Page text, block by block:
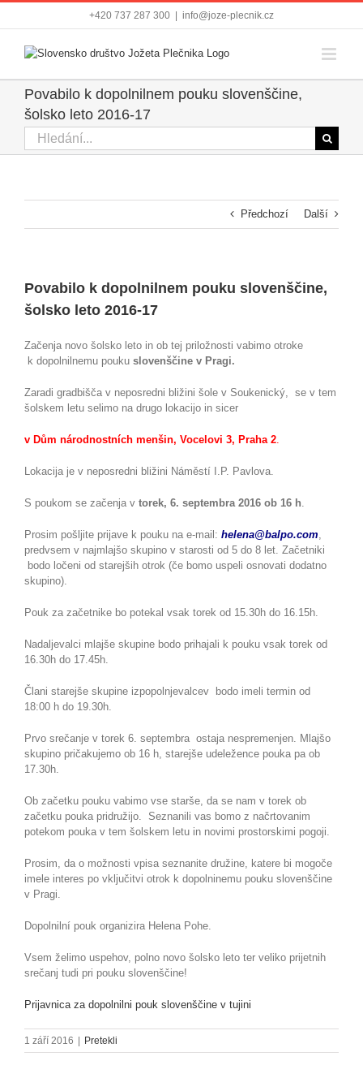
+420 737 287 300 info@joze-plecnik.cz
Povabilo k dopolnilnem pouku slovenščine,
šolsko leto 2016-17
Hledat:
Předchozí Další
Povabilo k dopolnilnem pouku slovenščine,
šolsko leto 2016-17
Začenja novo šolsko leto in ob tej priložnosti vabimo otroke
k dopolnilnemu pouku slovenščine v Pragi.
Zaradi gradbišča v neposredni bližini šole v Soukenický, se v tem
šolskem letu selimo na drugo lokacijo in sicer
v Dům národnostních menšin, Vocelovi 3, Praha 2.
Lokacija je v neposredni bližini Náměstí I.P. Pavlova.
S poukom se začenja v torek, 6. septembra 2016 ob 16 h.
Prosim pošljite prijave k pouku na e-mail: helena@balpo.com,
predvsem v najmlajšo skupino v starosti od 5 do 8 let. Začetniki
bodo ločeni od starejših otrok (če bomo uspeli osnovati dodatno
skupino).
Pouk za začetnike bo potekal vsak torek od 15.30h do 16.15h.
Nadaljevalci mlajše skupine bodo prihajali k pouku vsak torek od
16.30h do 17.45h.
Člani starejše skupine izpopolnjevalcev bodo imeli termin od
18:00 h do 19.30h.
Prvo srečanje v torek 6. septembra ostaja nespremenjen. Mlajšo
skupino pričakujemo ob 16 h, starejše udeležence pouka pa ob
17.30h.
Ob začetku pouku vabimo vse starše, da se nam v torek ob
začetku pouka pridružijo. Seznanili vas bomo z načrtovanim
potekom pouka v tem šolskem letu in novimi prostorskimi pogoji.
Prosim, da o možnosti vpisa seznanite družine, katere bi mogoče
imele interes po vključitvi otrok k dopolninemu pouku slovenščine
v Pragi.
Dopolnilní pouk organizira Helena Pohe.
Vsem želimo uspehov, polno novo šolsko leto ter veliko prijetnih
srečanj tudi pri pouku slovenščine!
Prijavnica za dopolnilni pouk slovenščine v tujini
1 září 2016 Pretekli